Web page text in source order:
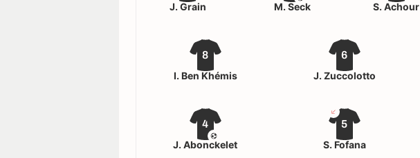
4
J. Abonckelet
5
S. Fofana
8
I. Ben Khémis
6
J. Zuccolotto
J. Grain
M. Seck
S. Achour